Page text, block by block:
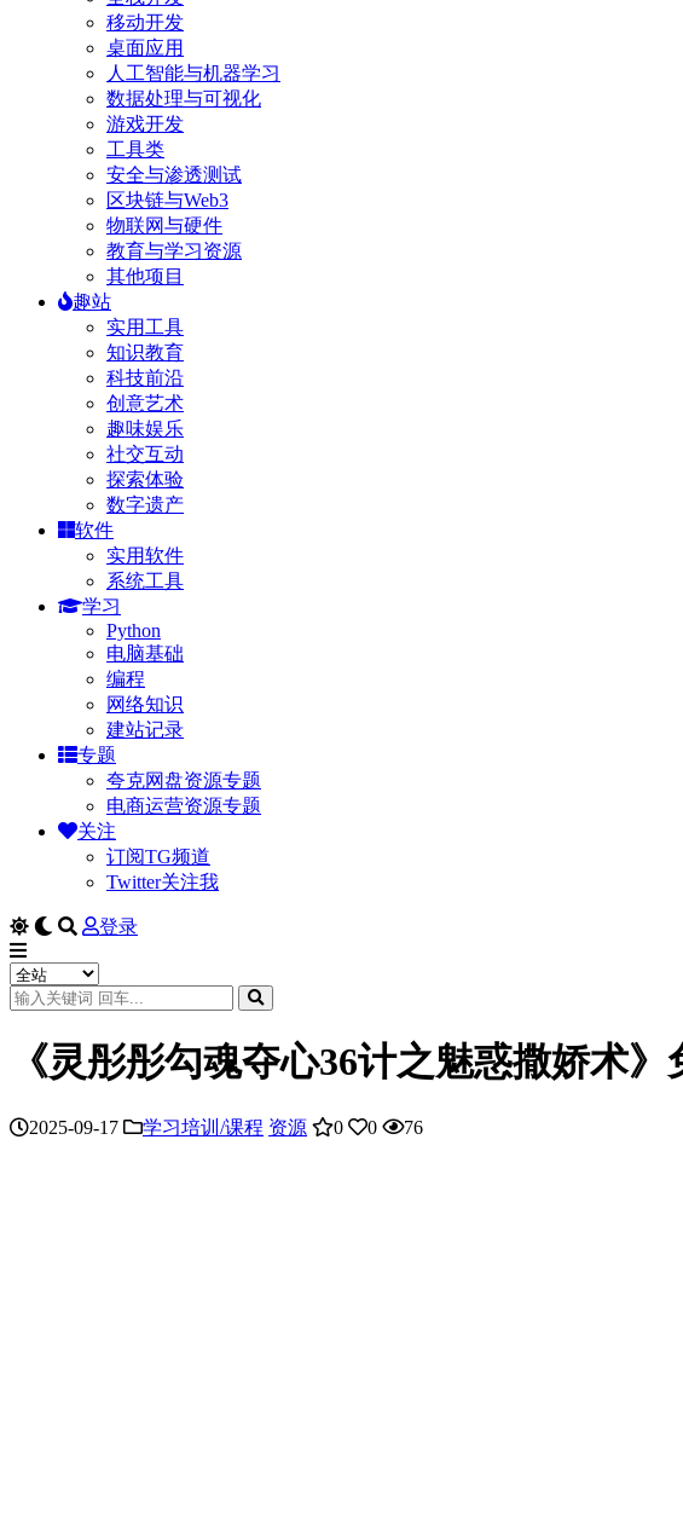
移动开发
桌面应用
人工智能与机器学习
数据处理与可视化
游戏开发
工具类
安全与渗透测试
区块链与Web3
物联网与硬件
教育与学习资源
其他项目
趣站
实用工具
知识教育
科技前沿
创意艺术
趣味娱乐
社交互动
探索体验
数字遗产
软件
实用软件
系统工具
学习
Python
电脑基础
编程
网络知识
建站记录
专题
夸克网盘资源专题
电商运营资源专题
关注
订阅TG频道
Twitter关注我
登录
《灵彤彤勾魂夺心36计之魅惑撒娇术
2025-09-17 学习培训/课程 资源 0 0 76